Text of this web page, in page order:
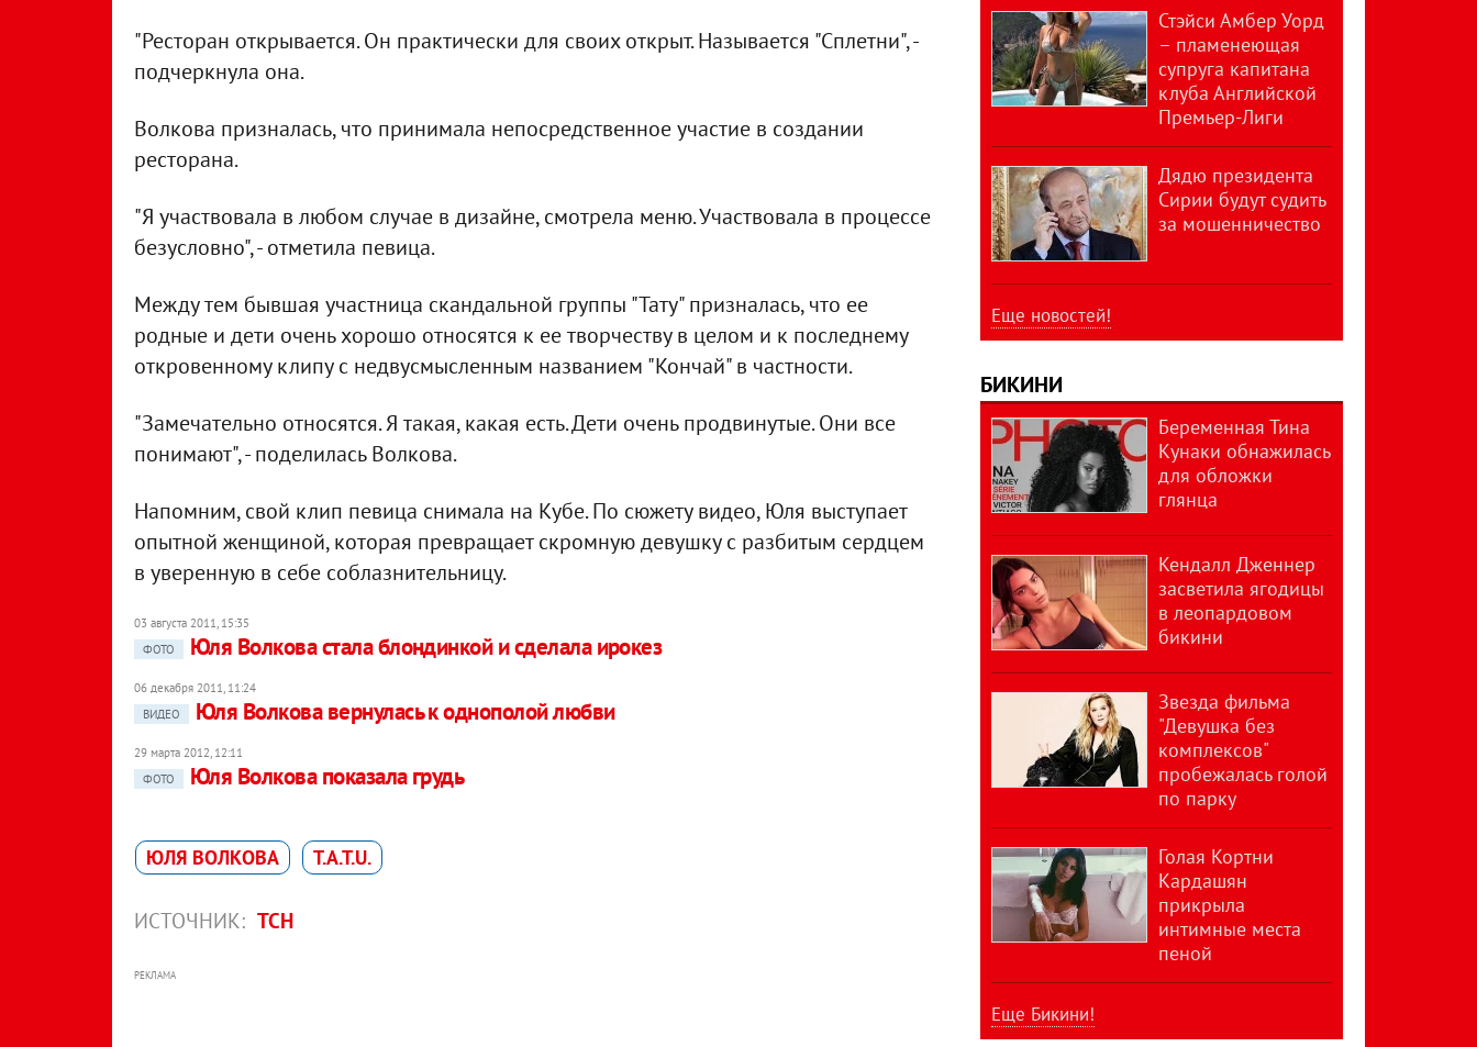
"Ресторан открывается. Он практически для своих открыт. Называется "Сплетни", -
подчеркнула она.
Волкова призналась, что принимала непосредственное участие в создании
ресторана.
"Я участвовала в любом случае в дизайне, смотрела меню. Участвовала в процессе
безусловно", - отметила певица.
Между тем бывшая участница скандальной группы "Тату" призналась, что ее
родные и дети очень хорошо относятся к ее творчеству в целом и к последнему
откровенному клипу с недвусмысленным названием "Кончай" в частности.
"Замечательно относятся. Я такая, какая есть. Дети очень продвинутые. Они все
понимают", - поделилась Волкова.
Напомним, свой клип певица снимала на Кубе. По сюжету видео, Юля выступает
опытной женщиной, которая превращает скромную девушку с разбитым сердцем
в уверенную в себе соблазнительницу.
03 августа 2011, 15:35
ФОТО
Юля Волкова стала блондинкой и сделала ирокез
06 декабря 2011, 11:24
ВИДЕО
Юля Волкова вернулась к однополой любви
29 марта 2012, 12:11
ФОТО
Юля Волкова показала грудь
ЮЛЯ ВОЛКОВА T.A.T.U.
ИСТОЧНИК: ТСН
РЕКЛАМА
Стэйси Амбер Уорд
– пламенеющая
супруга капитана
клуба Английской
Премьер-Лиги
Дядю президента
Сирии будут судить
за мошенничество
Еще новостей!
БИКИНИ
Беременная Тина
Кунаки обнажилась
для обложки
глянца
Кендалл Дженнер
засветила ягодицы
в леопардовом
бикини
Звезда фильма
"Девушка без
комплексов"
пробежалась голой
по парку
Голая Кортни
Кардашян
прикрыла
интимные места
пеной
Еще Бикини!